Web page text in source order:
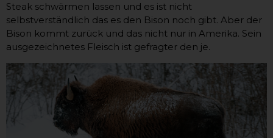
Steak schwärmen lassen und es ist nicht
selbstverständlich das es den Bison noch gibt. Aber der
Bison kommt zurück und das nicht nur in Amerika. Sein
ausgezeichnetes Fleisch ist gefragter den je.